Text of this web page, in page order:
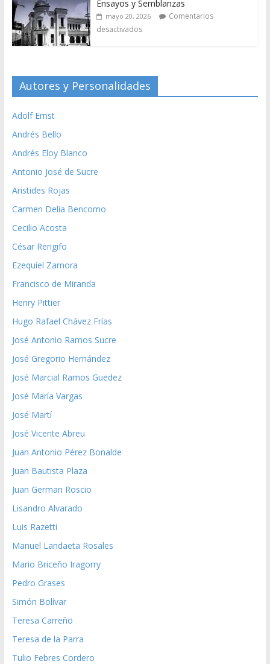
Ensayos y Semblanzas
mayo 20, 2026
Comentarios
desactivados
Autores y Personalidades
Adolf Ernst
Andrés Bello
Andrés Eloy Blanco
Antonio José de Sucre
Aristides Rojas
Carmen Delia Bencomo
Cecilio Acosta
César Rengifo
Ezequiel Zamora
Francisco de Miranda
Henry Pittier
Hugo Rafael Chávez Frías
José Antonio Ramos Sucre
José Gregorio Hernández
José Marcial Ramos Guedez
José María Vargas
José Martí
José Vicente Abreu
Juan Antonio Pérez Bonalde
Juan Bautista Plaza
Juan German Roscio
Lisandro Alvarado
Luis Razetti
Manuel Landaeta Rosales
Mario Briceño Iragorry
Pedro Grases
Simón Bolívar
Teresa Carreño
Teresa de la Parra
Tulio Febres Cordero